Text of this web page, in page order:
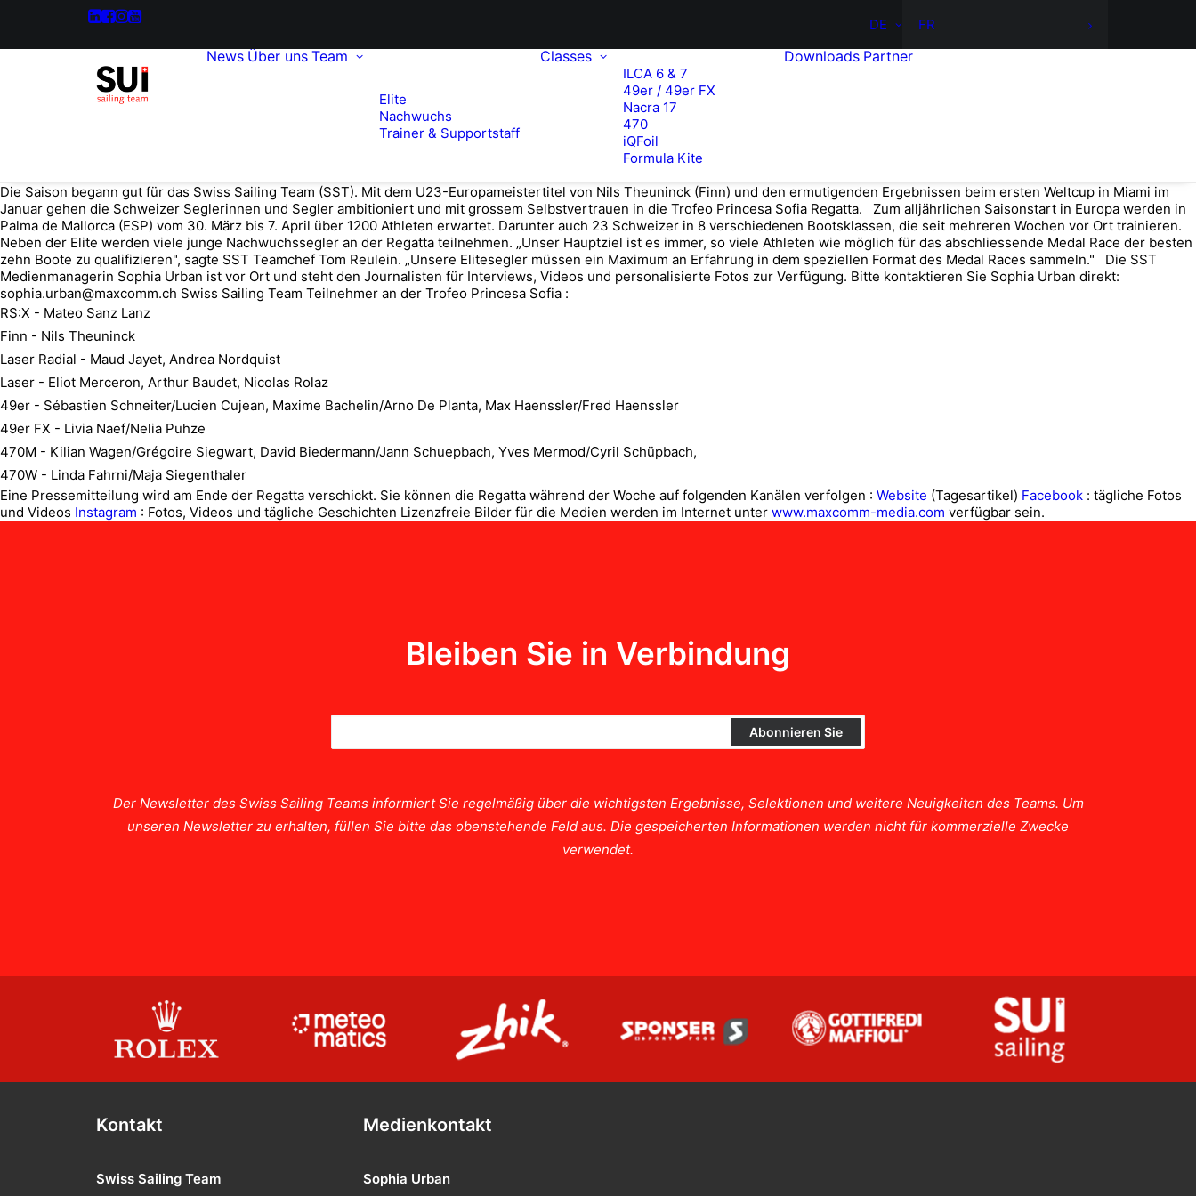
DE FR
News Über uns Team
Elite
Nachwuchs
Trainer & Supportstaff
Classes
ILCA 6 & 7
49er / 49er FX
Nacra 17
470
iQFoil
Formula Kite
Downloads Partner
Die Saison begann gut für das Swiss Sailing Team (SST). Mit dem U23-Europameistertitel von Nils Theuninck (Finn) und den ermutigenden Ergebnissen beim ersten Weltcup in Miami im
Januar gehen die Schweizer Seglerinnen und Segler ambitioniert und mit grossem Selbstvertrauen in die Trofeo Princesa Sofia Regatta. Zum alljährlichen Saisonstart in Europa werden in
Palma de Mallorca (ESP) vom 30. März bis 7. April über 1200 Athleten erwartet. Darunter auch 23 Schweizer in 8 verschiedenen Bootsklassen, die seit mehreren Wochen vor Ort trainieren.
Neben der Elite werden viele junge Nachwuchssegler an der Regatta teilnehmen. „Unser Hauptziel ist es immer, so viele Athleten wie möglich für das abschliessende Medal Race der besten
zehn Boote zu qualifizieren", sagte SST Teamchef Tom Reulein. „Unsere Elitesegler müssen ein Maximum an Erfahrung in dem speziellen Format des Medal Races sammeln." Die SST
Medienmanagerin Sophia Urban ist vor Ort und steht den Journalisten für Interviews, Videos und personalisierte Fotos zur Verfügung. Bitte kontaktieren Sie Sophia Urban direkt:
sophia.urban@maxcomm.ch Swiss Sailing Team Teilnehmer an der Trofeo Princesa Sofia :
RS:X - Mateo Sanz Lanz
Finn - Nils Theuninck
Laser Radial - Maud Jayet, Andrea Nordquist
Laser - Eliot Merceron, Arthur Baudet, Nicolas Rolaz
49er - Sébastien Schneiter/Lucien Cujean, Maxime Bachelin/Arno De Planta, Max Haenssler/Fred Haenssler
49er FX - Livia Naef/Nelia Puhze
470M - Kilian Wagen/Grégoire Siegwart, David Biedermann/Jann Schuepbach, Yves Mermod/Cyril Schüpbach,
470W - Linda Fahrni/Maja Siegenthaler
Eine Pressemitteilung wird am Ende der Regatta verschickt. Sie können die Regatta während der Woche auf folgenden Kanälen verfolgen : Website (Tagesartikel) Facebook : tägliche Fotos
und Videos Instagram : Fotos, Videos und tägliche Geschichten Lizenzfreie Bilder für die Medien werden im Internet unter www.maxcomm-media.com verfügbar sein.
Bleiben Sie in Verbindung
Der Newsletter des Swiss Sailing Teams informiert Sie regelmäßig über die wichtigsten Ergebnisse, Selektionen und weitere Neuigkeiten des Teams. Um
unseren Newsletter zu erhalten, füllen Sie bitte das obenstehende Feld aus. Die gespeicherten Informationen werden nicht für kommerzielle Zwecke
verwendet.
Kontakt
Swiss Sailing Team
Medienkontakt
Sophia Urban